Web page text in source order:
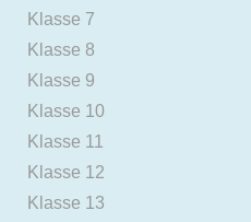
Klasse 7
Klasse 8
Klasse 9
Klasse 10
Klasse 11
Klasse 12
Klasse 13